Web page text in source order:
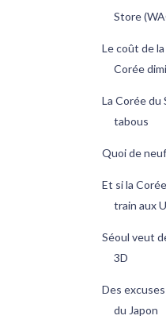
Store
Le coût de
Corée
La Corée du
tabous
Quoi de
Et si la
train aux
Séoul veut
3D
Des
du Japon